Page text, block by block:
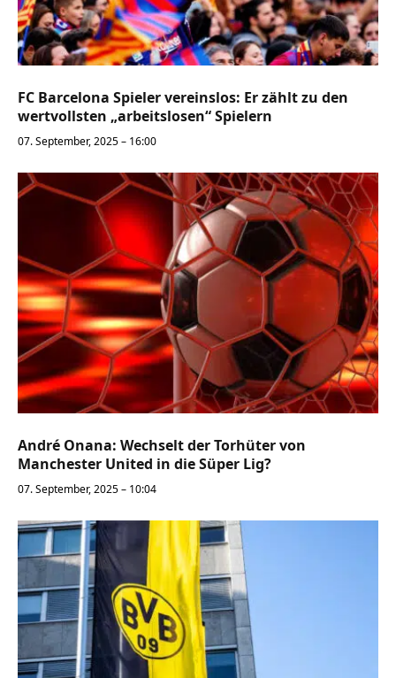
FC Barcelona Spieler vereinslos: Er zählt zu den
wertvollsten „arbeitslosen“ Spielern
07. September, 2025 – 16:00
André Onana: Wechselt der Torhüter von
Manchester United in die Süper Lig?
07. September, 2025 – 10:04